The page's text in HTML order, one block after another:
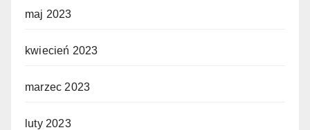
maj 2023
kwiecień 2023
marzec 2023
luty 2023